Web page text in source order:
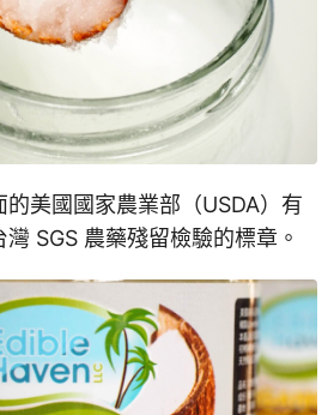
美國國家農業部（USDA）有
SGS 農藥殘留檢驗的標章。